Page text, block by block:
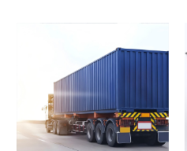
управлению
цепями поставок